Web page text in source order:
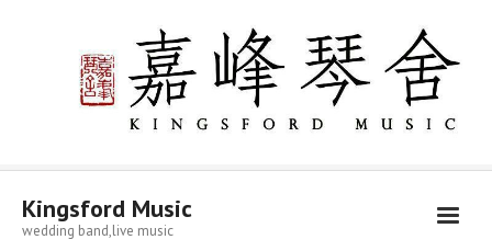
Kingsford Music
wedding band,live music